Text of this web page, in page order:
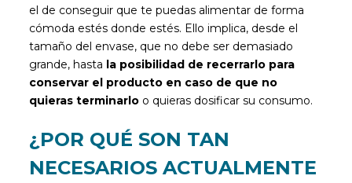
el de conseguir que te puedas alimentar de forma
cómoda estés donde estés. Ello implica, desde el
tamaño del envase, que no debe ser demasiado
grande, hasta la posibilidad de recerrarlo para
conservar el producto en caso de que no
quieras terminarlo o quieras dosificar su consumo.
¿POR QUÉ SON TAN
NECESARIOS ACTUALMENTE